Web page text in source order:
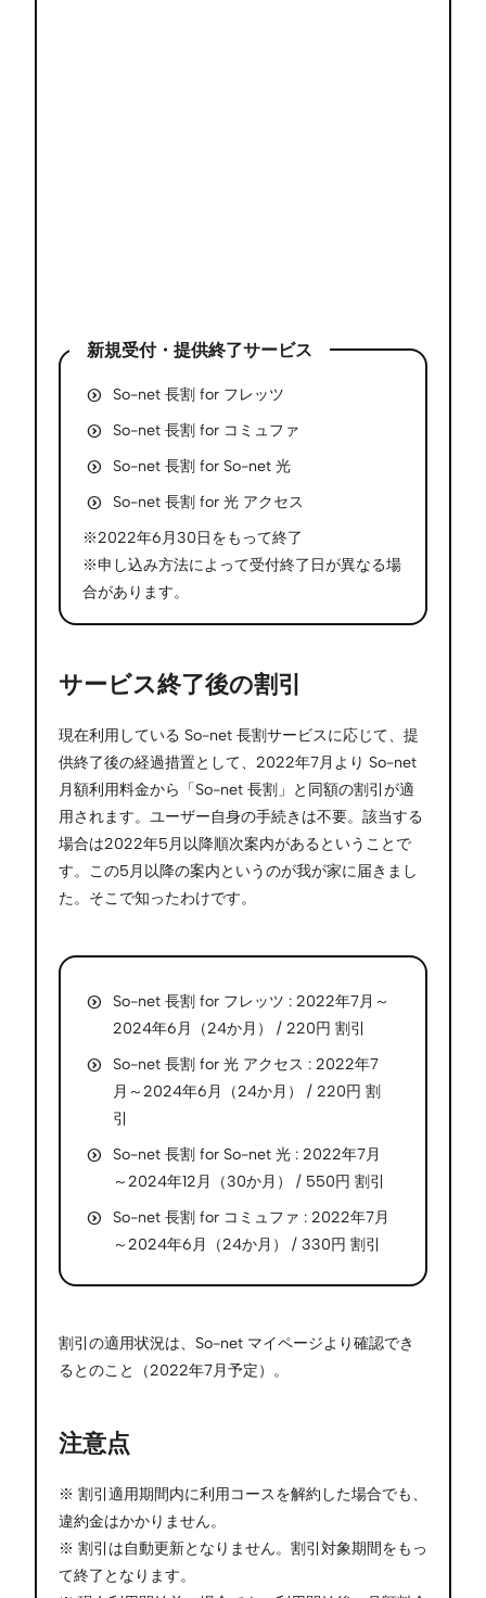
新規受付・提供終了サービス
So-net 長割 for フレッツ
So-net 長割 for コミュファ
So-net 長割 for So-net 光
So-net 長割 for 光 アクセス
※2022年6月30日をもって終了
※申し込み方法によって受付終了日が異なる場
合があります。
サービス終了後の割引
現在利用している So-net 長割サービスに応じて、提
供終了後の経過措置として、2022年7月より So-net
月額利用料金から「So-net 長割」と同額の割引が適
用されます。ユーザー自身の手続きは不要。該当する
場合は2022年5月以降順次案内があるということで
す。この5月以降の案内というのが我が家に届きまし
た。そこで知ったわけです。
So-net 長割 for フレッツ : 2022年7月～
2024年6月（24か月） / 220円 割引
So-net 長割 for 光 アクセス : 2022年7
月～2024年6月（24か月） / 220円 割
引
So-net 長割 for So-net 光 : 2022年7月
～2024年12月（30か月） / 550円 割引
So-net 長割 for コミュファ : 2022年7月
～2024年6月（24か月） / 330円 割引
割引の適用状況は、So-net マイページより確認でき
るとのこと（2022年7月予定）。
注意点
※ 割引適用期間内に利用コースを解約した場合でも、
違約金はかかりません。
※ 割引は自動更新となりません。割引対象期間をもっ
て終了となります。